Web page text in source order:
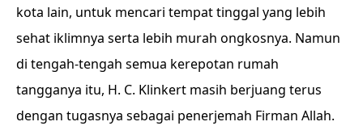
kota lain, untuk mencari tempat tinggal yang lebih
sehat iklimnya serta lebih murah ongkosnya. Namun
di tengah-tengah semua kerepotan rumah
tangganya itu, H. C. Klinkert masih berjuang terus
dengan tugasnya sebagai penerjemah Firman Allah.